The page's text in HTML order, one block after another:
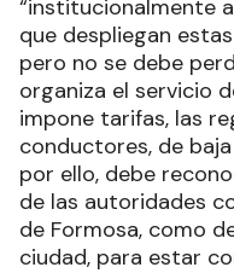
“institucionalmente
que despliegan
pero no se debe
organiza el servicio
impone tarifas, las
conductores, de
por ello, debe
de las autoridades
de Formosa, como
ciudad, para estar